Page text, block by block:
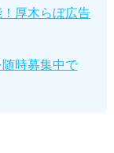
厚木らぼ広告
随時募集中で